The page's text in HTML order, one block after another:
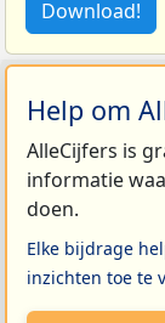
Download!
Help om
AlleCijfers is
informatie
doen.
Elke bijdrage
inzichten toe te